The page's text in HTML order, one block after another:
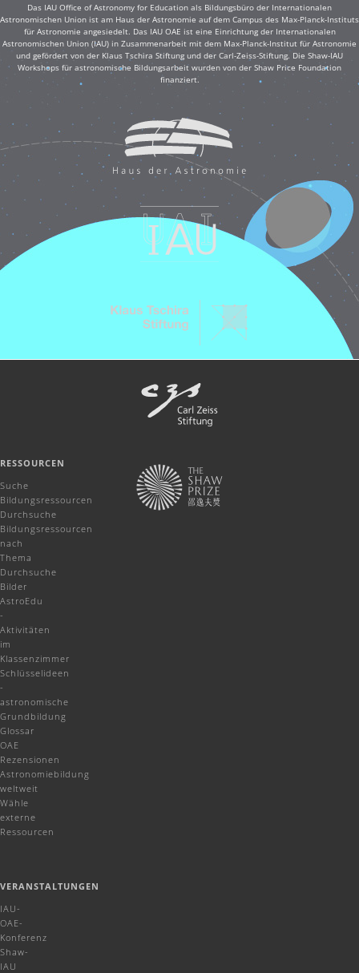
Das IAU Office of Astronomy for Education als Bildungsbüro der Internationalen
Astronomischen Union ist am Haus der Astronomie auf dem Campus des Max-Planck-Instituts
für Astronomie angesiedelt. Das IAU OAE ist eine Einrichtung der Internationalen
Astronomischen Union (IAU) in Zusammenarbeit mit dem Max-Planck-Institut für Astronomie
und gefördert von der Klaus Tschira Stiftung und der Carl-Zeiss-Stiftung. Die Shaw-IAU
Workshops für astronomische Bildungsarbeit wurden von der Shaw Price Foundation
finanziert.
RESSOURCEN
Suche
Bildungsressourcen
Durchsuche
Bildungsressourcen
nach
Thema
Durchsuche
Bilder
AstroEdu
-
Aktivitäten
im
Klassenzimmer
Schlüsselideen
-
astronomische
Grundbildung
Glossar
OAE
Rezensionen
Astronomiebildung
weltweit
Wähle
externe
Ressourcen
VERANSTALTUNGEN
IAU-
OAE-
Konferenz
Shaw-
IAU